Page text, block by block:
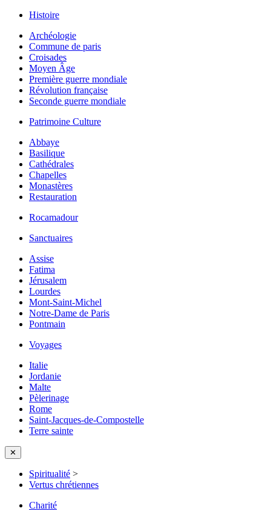
Histoire
Archéologie
Commune de paris
Croisades
Moyen Âge
Première guerre mondiale
Révolution française
Seconde guerre mondiale
Patrimoine Culture
Abbaye
Basilique
Cathédrales
Chapelles
Monastères
Restauration
Rocamadour
Sanctuaires
Assise
Fatima
Jérusalem
Lourdes
Mont-Saint-Michel
Notre-Dame de Paris
Pontmain
Voyages
Italie
Jordanie
Malte
Pèlerinage
Rome
Saint-Jacques-de-Compostelle
Terre sainte
✕
Spiritualité >
Vertus chrétiennes
Charité